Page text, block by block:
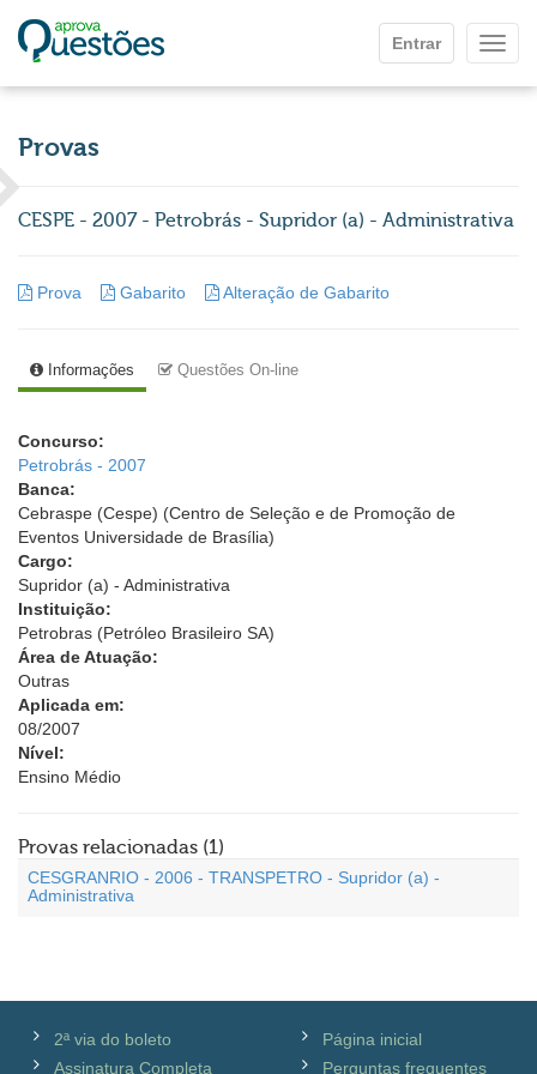
Entrar
Provas
CESPE - 2007 - Petrobrás - Supridor (a) - Administrativa
Prova Gabarito Alteração de Gabarito
Informações Questões On-line
Concurso:
Petrobrás - 2007
Banca:
Cebraspe (Cespe) (Centro de Seleção e de Promoção de
Eventos Universidade de Brasília)
Cargo:
Supridor (a) - Administrativa
Instituição:
Petrobras (Petróleo Brasileiro SA)
Área de Atuação:
Outras
Aplicada em:
08/2007
Nível:
Ensino Médio
Provas relacionadas (1)
CESGRANRIO - 2006 - TRANSPETRO - Supridor (a) -
Administrativa
2ª via do boleto
Assinatura Completa
Página inicial
Perguntas frequentes